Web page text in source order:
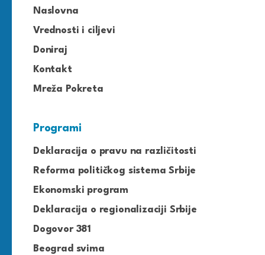
Naslovna
Vrednosti i ciljevi
Doniraj
Kontakt
Mreža Pokreta
Programi
Deklaracija o pravu na različitosti
Reforma političkog sistema Srbije
Ekonomski program
Deklaracija o regionalizaciji Srbije
Dogovor 381
Beograd svima